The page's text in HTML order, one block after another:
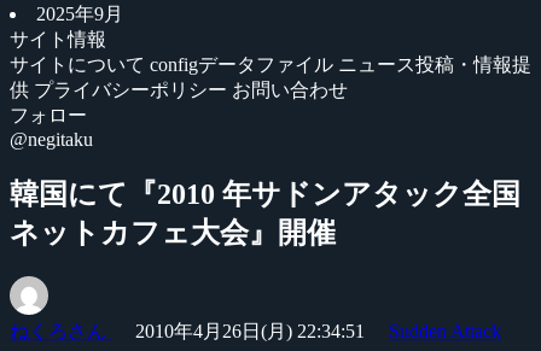
2025年9月
サイト情報
サイトについて configデータファイル ニュース投稿・情報提
供 プライバシーポリシー お問い合わせ
フォロー
@negitaku
韓国にて『2010 年サドンアタック全国
ネットカフェ大会』開催
ねくろさん 2010年4月26日(月) 22:34:51 Sudden Attack